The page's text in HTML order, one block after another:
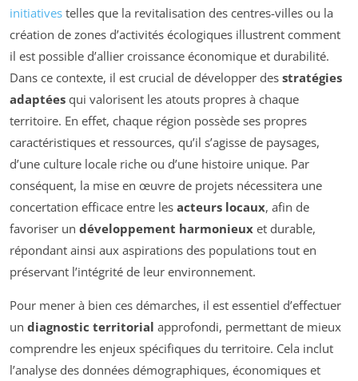
initiatives telles que la revitalisation des centres-villes ou la
création de zones d’activités écologiques illustrent comment
il est possible d’allier croissance économique et durabilité.
Dans ce contexte, il est crucial de développer des stratégies
adaptées qui valorisent les atouts propres à chaque
territoire. En effet, chaque région possède ses propres
caractéristiques et ressources, qu’il s’agisse de paysages,
d’une culture locale riche ou d’une histoire unique. Par
conséquent, la mise en œuvre de projets nécessitera une
concertation efficace entre les acteurs locaux, afin de
favoriser un développement harmonieux et durable,
répondant ainsi aux aspirations des populations tout en
préservant l’intégrité de leur environnement.
Pour mener à bien ces démarches, il est essentiel d’effectuer
un diagnostic territorial approfondi, permettant de mieux
comprendre les enjeux spécifiques du territoire. Cela inclut
l’analyse des données démographiques, économiques et